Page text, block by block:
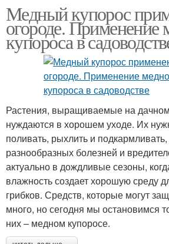
Медный купорос
огороде. Применение
купороса в
Растения, выращиваемые на дачном
нуждаются в хорошем уходе. Их
поливать, рыхлить и
разнообразных болезней и
актуально в дождливые сезоны,
влажность создает хорошую среду
грибков. Средств, которые могут
много, но сегодня мы остановимся
них – медном купоросе.